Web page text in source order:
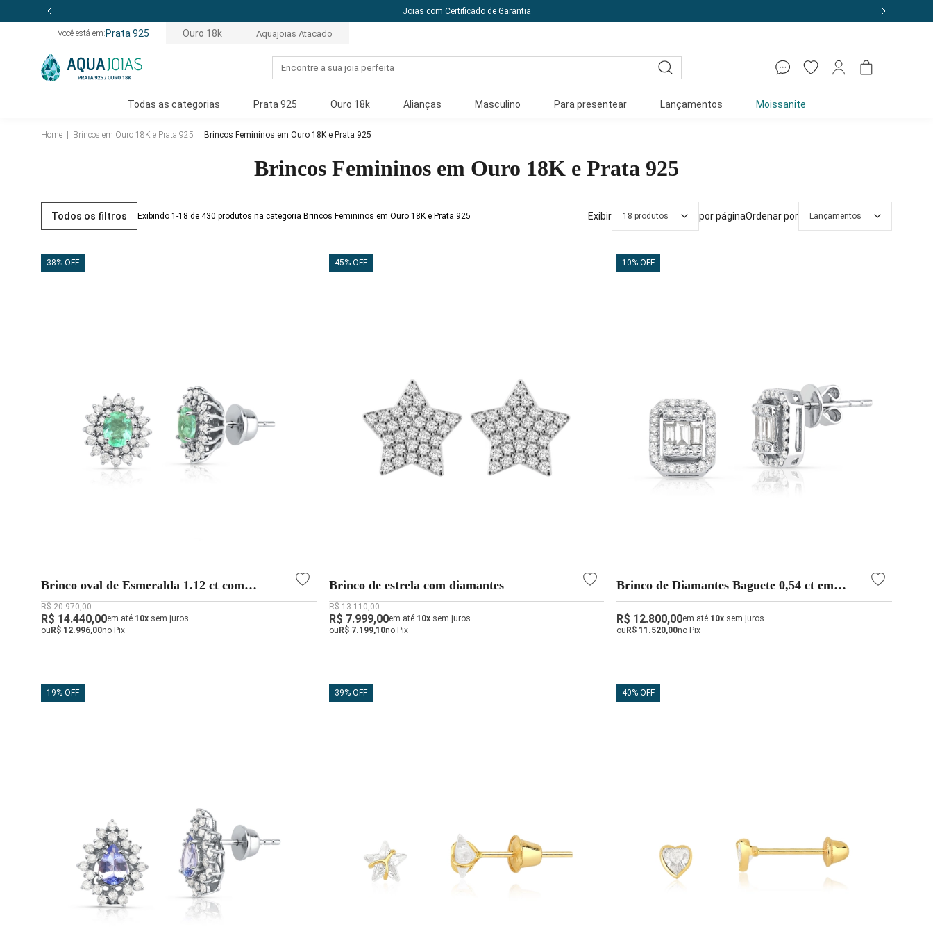
Joias com Certificado de Garantia
Você está em: Prata 925 Ouro 18k Aquajoias Atacado
Todas as categorias Prata 925 Ouro 18k Alianças Masculino Para presentear Lançamentos Moissanite
Home | Brincos em Ouro 18K e Prata 925 | Brincos Femininos em Ouro 18K e Prata 925
Brincos Femininos em Ouro 18K e Prata 925
Todos os filtros Exibindo 1-18 de 430 produtos na categoria Brincos Femininos em Ouro 18K e Prata 925 Exibir 18 produtos por páginaOrdenar por Lançamentos
38% OFF
Brinco oval de Esmeralda 1.12 ct com
Diamantes em Ouro branco 18k
R$ 20.970,00
R$ 14.440,00em até 10x sem juros
ouR$ 12.996,00no Pix
45% OFF
Brinco de estrela com diamantes
R$ 13.110,00
R$ 7.999,00em até 10xsem juros
ouR$ 7.199,10no Pix
10% OFF
Brinco de Diamantes Baguete 0,54 ct em
Ouro Branco 18k Retangular | Alta Joalheria
R$ 12.800,00em até 10x sem juros
ouR$ 11.520,00no Pix
19% OFF 39% OFF 40% OFF